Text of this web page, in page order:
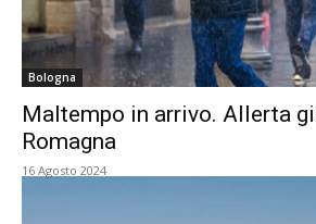
Bologna
Maltempo in arrivo. Allerta
Romagna
16 Agosto 2024